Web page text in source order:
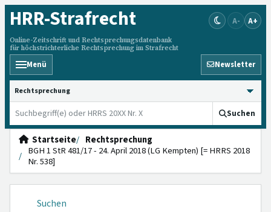
HRR-Strafrecht
Online-Zeitschrift und Rechtsprechungsdatenbank
für höchstrichterliche Rechtsprechung im Strafrecht
A- A+
Menü Newsletter
HRRS durchsuchen
Suchen
Startseite
Rechtsprechung
BGH 1 StR 481/17 - 24. April 2018 (LG Kempten) [= HRRS 2018
Nr. 538]
Suchen